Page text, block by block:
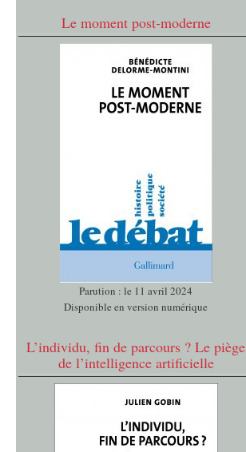
Le moment post-moderne
Parution : le 11 avril 2024
Disponible en version numérique
L’individu, fin de parcours ? Le piège
de l’intelligence artificielle